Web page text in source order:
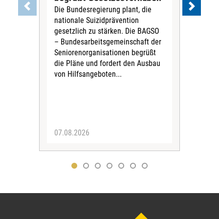
Die Bundesregierung plant, die
nationale Suizidprävention
gesetzlich zu stärken. Die BAGSO
– Bundesarbeitsgemeinschaft der
Seniorenorganisationen begrüßt
die Pläne und fordert den Ausbau
von Hilfsangeboten...
07.08.2026